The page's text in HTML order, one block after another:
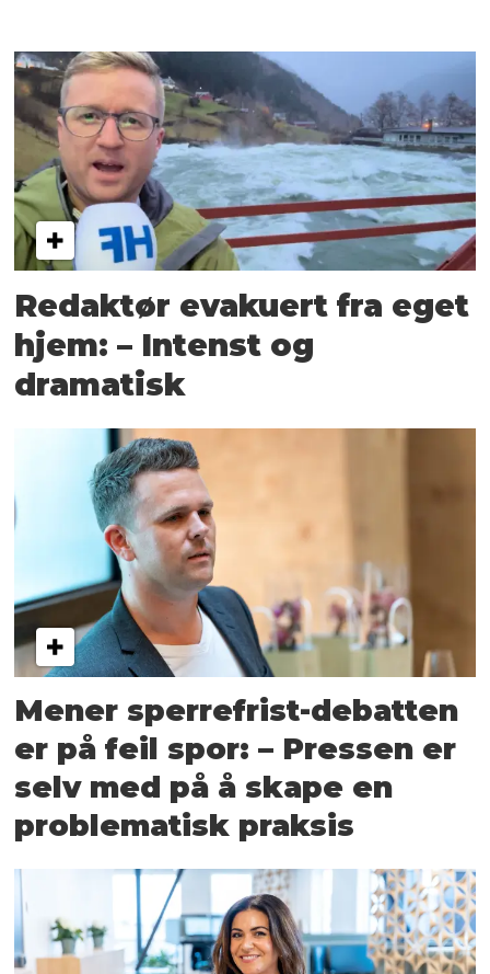
Redaktør evakuert fra eget
hjem: – Intenst og
dramatisk
Mener sperrefrist-debatten
er på feil spor: – Pressen er
selv med på å skape en
problematisk praksis